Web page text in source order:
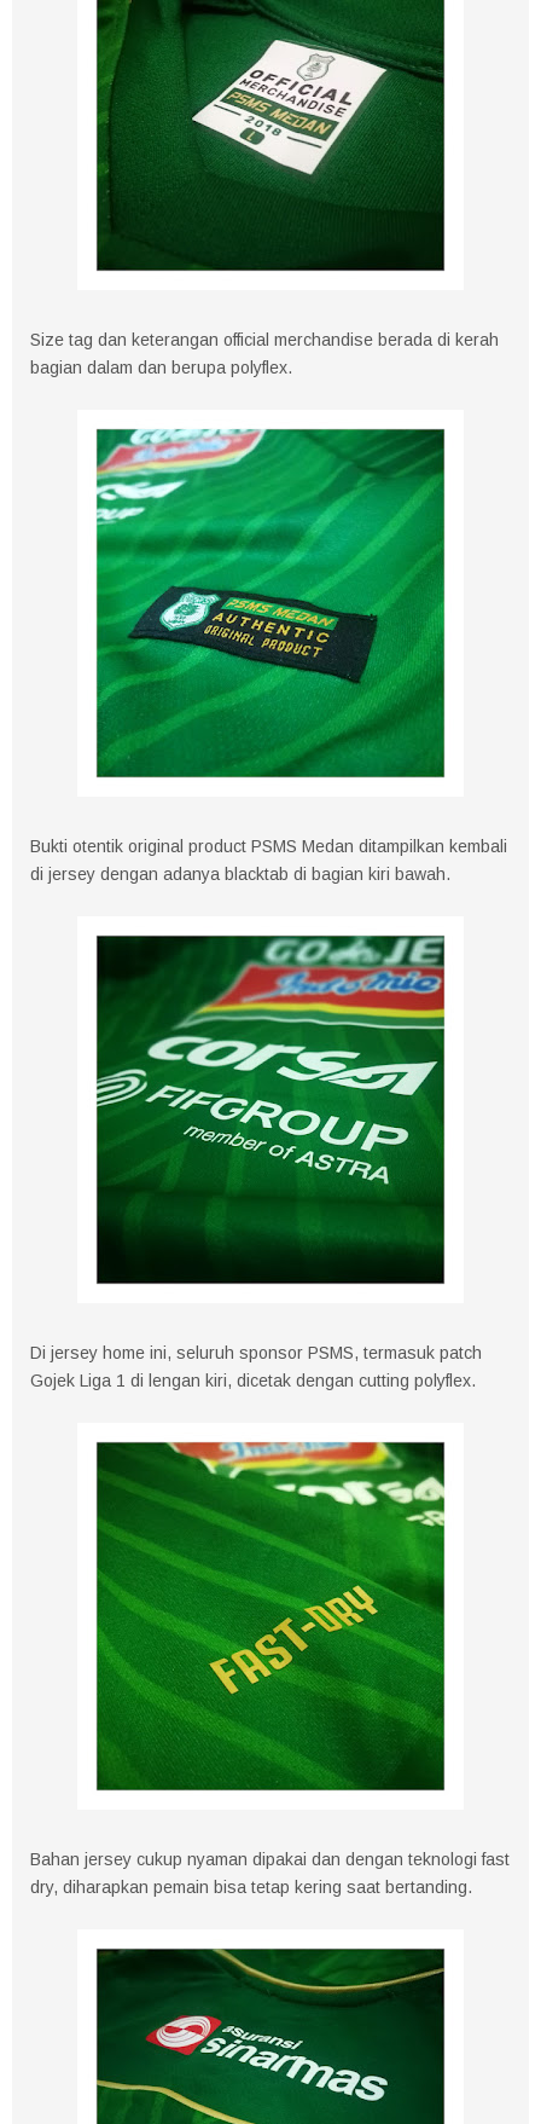
Size tag dan keterangan official merchandise berada di kerah
bagian dalam dan berupa polyflex.
Bukti otentik original product PSMS Medan ditampilkan kembali
di jersey dengan adanya blacktab di bagian kiri bawah.
Di jersey home ini, seluruh sponsor PSMS, termasuk patch
Gojek Liga 1 di lengan kiri, dicetak dengan cutting polyflex.
Bahan jersey cukup nyaman dipakai dan dengan teknologi fast
dry, diharapkan pemain bisa tetap kering saat bertanding.